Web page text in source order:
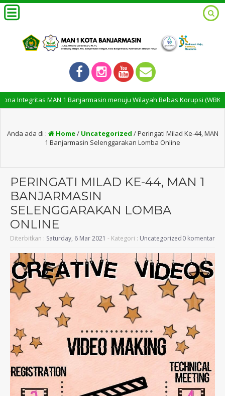
MAN 1 Banjarmasin menuju Wilayah Bebas Korupsi (WBK) dan
Anda ada di : Home/ Uncategorized /Peringati Milad Ke-44, MAN
1 Banjarmasin Selenggarakan Lomba Online
PERINGATI MILAD KE-44, MAN 1
BANJARMASIN
SELENGGARAKAN LOMBA
ONLINE
Diterbitkan : Saturday, 6 Mar 2021 - Kategori : Uncategorized0 komentar